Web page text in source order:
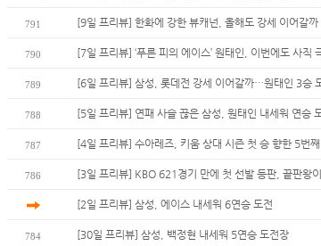
791 [9일 프리뷰] 한화에 강한 뷰캐넌, 올해도 강세 이어갈까
790 [7일 프리뷰] ‘푸른 피의 에이스’ 원태인, 이번에도 사직
789 [6일 프리뷰] 삼성, 롯데전 강세 이어갈까…원태인 3승
788 [5일 프리뷰] 연패 사슬 끊은 삼성, 원태인 내세워 연승
787 [4일 프리뷰] 수아레즈, 키움 상대 시즌 첫 승 향한 5번
786 [3일 프리뷰] KBO 621경기 만에 첫 선발 등판, 끝판왕
[2일 프리뷰] 삼성, 에이스 내세워 6연승 도전
784 [30일 프리뷰] 삼성, 백정현 내세워 5연승 도전장